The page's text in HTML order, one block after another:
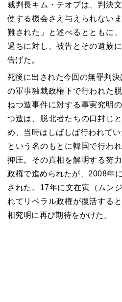
裁判長キム・テオプは、判決
使する機会さえ与えられない
難された」と述べるとともに
過ちに対し、被告とその遺族
告げた。
死後に出された今回の無罪判
の軍事独裁政権下で行われた
ねつ造事件に対する事実究明
つ造は、脱北者たちの口封じ
め、当時はしばしば行われてい
という名のもとに韓国で行わ
抑圧。その真相を解明する努
政権で進められたが、2008年
された。17年に文在寅（ムン
れてリベラル政権が復活する
相究明に再び期待をかけた。